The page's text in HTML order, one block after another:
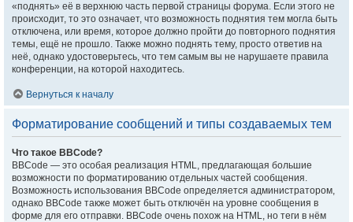
«поднять» её в верхнюю часть первой страницы форума. Если этого не
происходит, то это означает, что возможность поднятия тем могла быть
отключена, или время, которое должно пройти до повторного поднятия
темы, ещё не прошло. Также можно поднять тему, просто ответив на
неё, однако удостоверьтесь, что тем самым вы не нарушаете правила
конференции, на которой находитесь.
Вернуться к началу
Форматирование сообщений и типы создаваемых тем
Что такое BBCode?
BBCode — это особая реализация HTML, предлагающая большие
возможности по форматированию отдельных частей сообщения.
Возможность использования BBCode определяется администратором,
однако BBCode также может быть отключён на уровне сообщения в
форме для его отправки. BBCode очень похож на HTML, но теги в нём